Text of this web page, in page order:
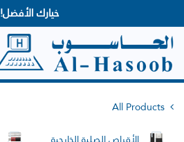
خيارك الأفضل!
All Products